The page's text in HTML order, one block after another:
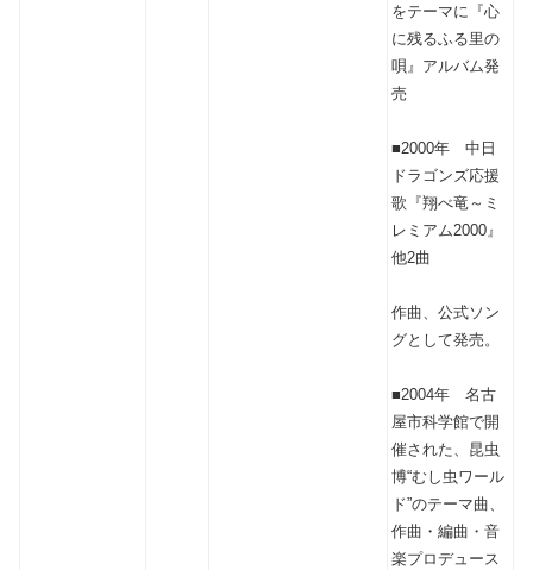
をテーマに『心
に残るふる里の
唄』アルバム発
売
■2000年 中日
ドラゴンズ応援
歌『翔べ竜～ミ
レミアム2000』
他2曲
作曲、公式ソン
グとして発売。
■2004年 名古
屋市科学館で開
催された、昆虫
博“むし虫ワール
ド”のテーマ曲、
作曲・編曲・音
楽プロデュース